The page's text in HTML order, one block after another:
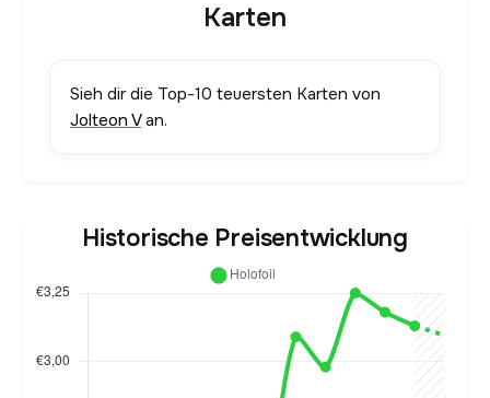
Karten
Sieh dir die Top-10 teuersten Karten von
Jolteon Van.
Historische Preisentwicklung